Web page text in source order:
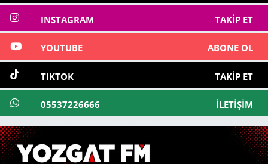
INSTAGRAM TAKIP ET
YOUTUBE ABONE OL
TIKTOK TAKIP ET
05537226666 İLETIŞIM